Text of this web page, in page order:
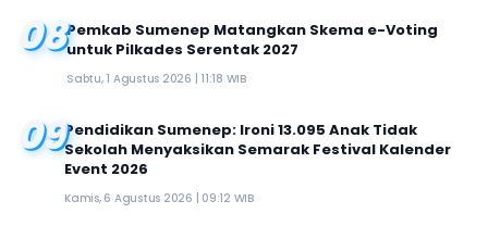
08Pemkab Sumenep Matangkan Skema e-Voting
untuk Pilkades Serentak 2027
Sabtu, 1 Agustus 2026 | 11:18 WIB
09Pendidikan Sumenep: Ironi 13.095 Anak Tidak
Sekolah Menyaksikan Semarak Festival Kalender
Event 2026
Kamis, 6 Agustus 2026 | 09:12 WIB